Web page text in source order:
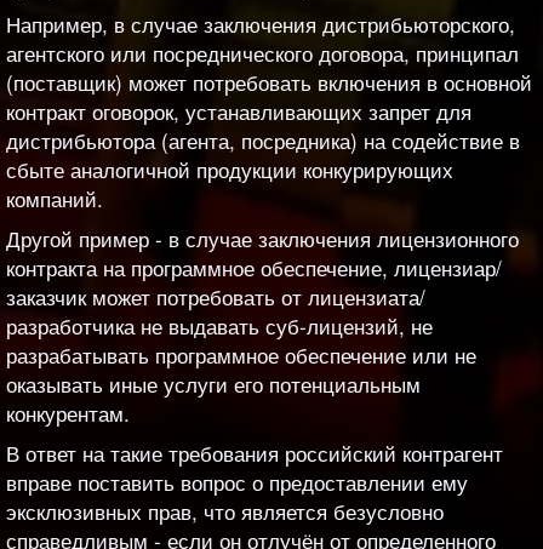
Например, в случае заключения дистрибьюторского,
агентского или посреднического договора, принципал
(поставщик) может потребовать включения в основной
контракт оговорок, устанавливающих запрет для
дистрибьютора (агента, посредника) на содействие в
сбыте аналогичной продукции конкурирующих
компаний.
Другой пример - в случае заключения лицензионного
контракта на программное обеспечение, лицензиар/
заказчик может потребовать от лицензиата/
разработчика не выдавать суб-лицензий, не
разрабатывать программное обеспечение или не
оказывать иные услуги его потенциальным
конкурентам.
В ответ на такие требования российский контрагент
вправе поставить вопрос о предоставлении ему
эксклюзивных прав, что является безусловно
справедливым - если он отлучён от определенного